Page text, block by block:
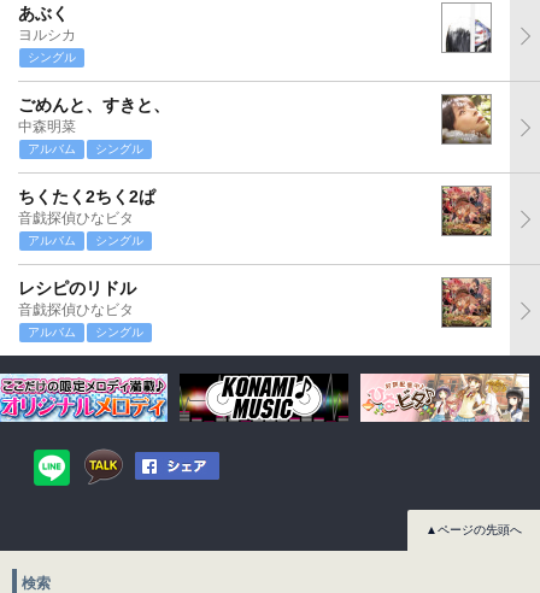
あぶく
ヨルシカ
シングル
ごめんと、すきと、
中森明菜
アルバム シングル
ちくたく2ちく2ぱ
音戯探偵ひなビタ
アルバム シングル
レシピのリドル
音戯探偵ひなビタ
アルバム シングル
▲ページの先頭へ
検索